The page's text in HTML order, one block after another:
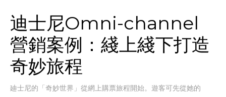
迪士尼Omni-channel
營銷案例：綫上綫下打造
奇妙旅程
廸士尼的「奇妙世界」從網上購票旅程開始。遊客可先從她的